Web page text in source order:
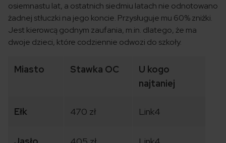
osiemnastu lat, a ostatnich siedmiu latach nie odnotowano
żadnej stłuczki na jego koncie. Przysługuje mu 60% zniżki.
Jest kierowcą godnym zaufania, m.in. dlatego, że ma
dwoje dzieci, które codziennie odwozi do szkoły.
Miasto Stawka OC
U kogo
najtaniej
Ełk 470 zł Link4